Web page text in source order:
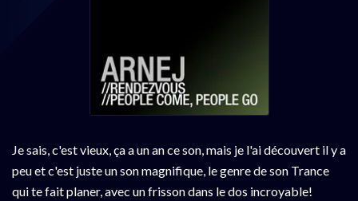
Je sais, c'est vieux, ça a un an ce son, mais je l'ai découvert il y a
peu et c'est juste un son magnifique, le genre de son Trance
qui te fait planer, avec un frisson dans le dos incroyable!